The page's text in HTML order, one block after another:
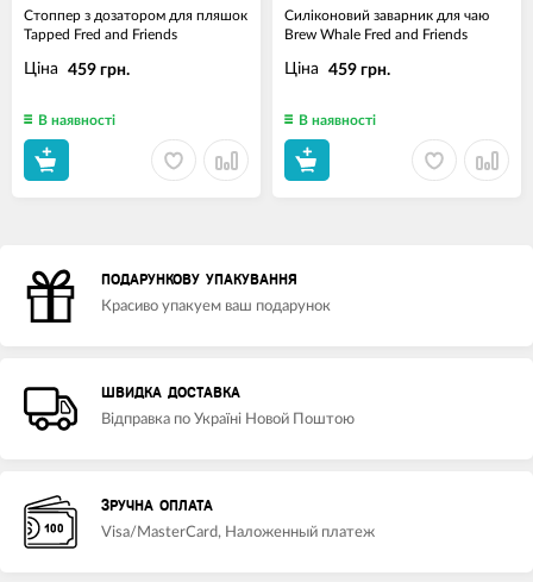
Стоппер з дозатором для пляшок
Tapped Fred and Friends
Ціна 459 грн.
В наявності
Силіконовий заварник для чаю
Brew Whale Fred and Friends
Ціна 459 грн.
В наявності
ПОДАРУНКОВУ УПАКУВАННЯ
Красиво упакуем ваш подарунок
ШВИДКА ДОСТАВКА
Відправка по Україні Новой Поштою
ЗРУЧНА ОПЛАТА
Visa/MasterCard, Наложенный платеж